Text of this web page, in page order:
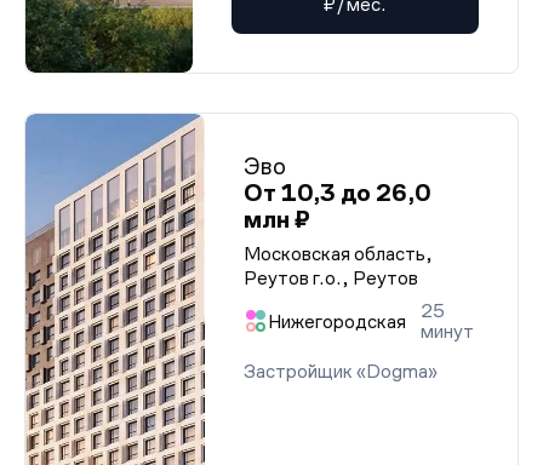
₽/мес.
Эво
От 10,3 до 26,0
млн ₽
Московская область,
Реутов г.о., Реутов
Нижегородская
25
минут
Застройщик «Dogma»